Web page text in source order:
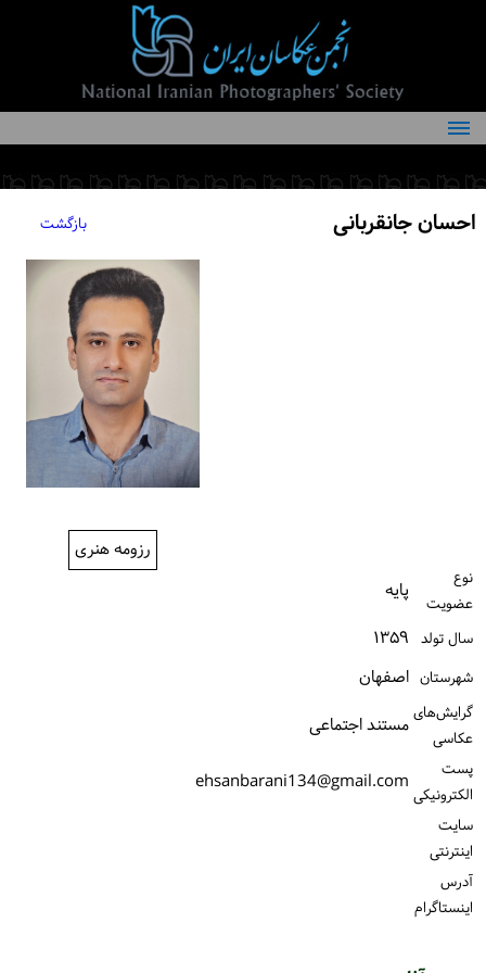
درباره انجمن
کمیته‌های انجمن
احسان جانقربانی بازگشت
رزومه هنری
نوع
عضویت
پایه
سال تولد ۱۳۵۹
شهرستان اصفهان
گرایش‌های
عکاسی
مستند اجتماعی
پست
الكترونیكی ehsanbarani134@gmail.com
سایت
اینترنتی
آدرس
اینستاگرام